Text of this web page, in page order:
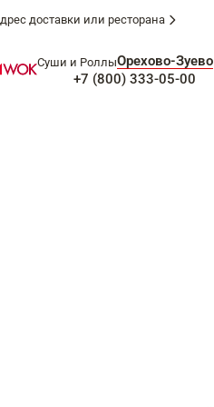
доставки или ресторана
Суши и РоллыОрехово-Зуево
+7 (800) 333-05-00